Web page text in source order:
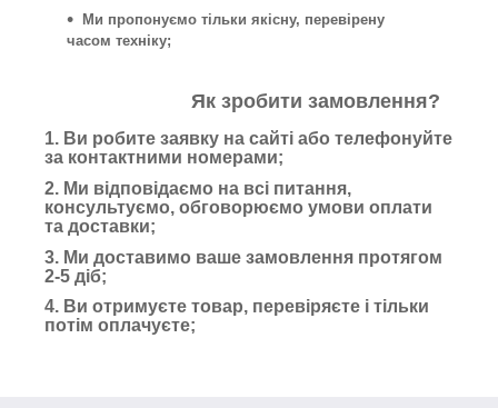
Ми пропонуємо тільки якісну, перевірену
часом техніку;
Як зробити замовлення?
1. Ви робите заявку на сайті або телефонуйте
за контактними номерами;
2. Ми відповідаємо на всі питання,
консультуємо, обговорюємо умови оплати
та доставки;
3. Ми доставимо ваше замовлення протягом
2-5 діб;
4. Ви отримуєте товар, перевіряєте і тільки
потім оплачуєте;